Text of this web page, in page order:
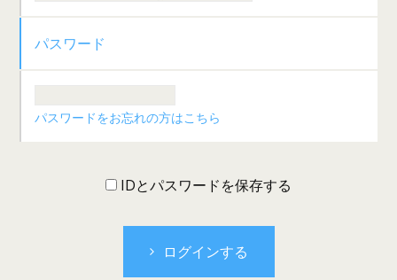
パスワード
パスワードをお忘れの方はこちら
IDとパスワードを保存する
ログインする